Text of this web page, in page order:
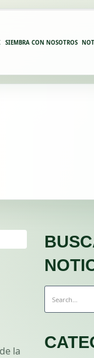
SIEMBRA CON NOSOTROS
la